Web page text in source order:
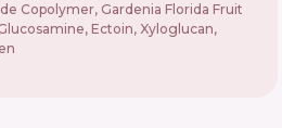
Copolymer, Gardenia Florida Fruit
Ectoin, Xyloglucan,